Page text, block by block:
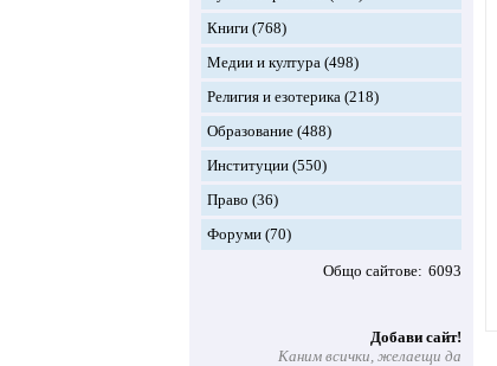
Книги (768)
Медии и култура (498)
Религия и езотерика (218)
Образование (488)
Институции (550)
Право (36)
Форуми (70)
Общо сайтове 6093
Добави сайт!
Каним всички, желаещи да